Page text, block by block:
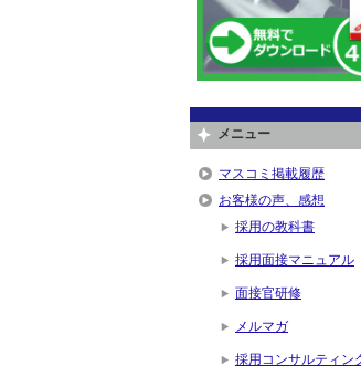
メニュー
マスコミ掲載履歴
お客様の声、感想
採用の教科書
採用面接マニュアル
面接官研修
メルマガ
採用コンサルティン